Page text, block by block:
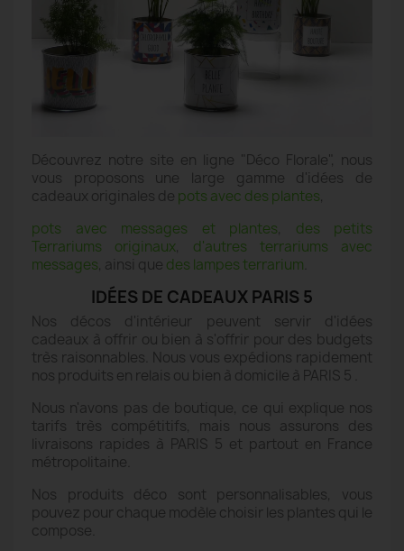
Découvrez notre site en ligne "Déco Florale", nous
vous proposons une large gamme d'idées de
cadeaux originales de pots avec des plantes,
pots avec messages et plantes, des petits
Terrariums originaux, d'autres terrariums avec
messages, ainsi que des lampes terrarium
IDÉES DE CADEAUX PARIS 5
Nos décos d'intérieur peuvent servir d'idées
cadeaux à offrir ou bien à s'offrir pour des budgets
très raisonnables. Nous vous expédions rapidement
nos produits en relais ou bien à domicile à PARIS 5 .
Nous n'avons pas de boutique, ce qui explique nos
tarifs très compétitifs, mais nous assurons des
livraisons rapides à PARIS 5 et partout en France
métropolitaine.
Nos produits déco sont personnalisables, vous
pouvez pour chaque modèle choisir les plantes qui le
compose.